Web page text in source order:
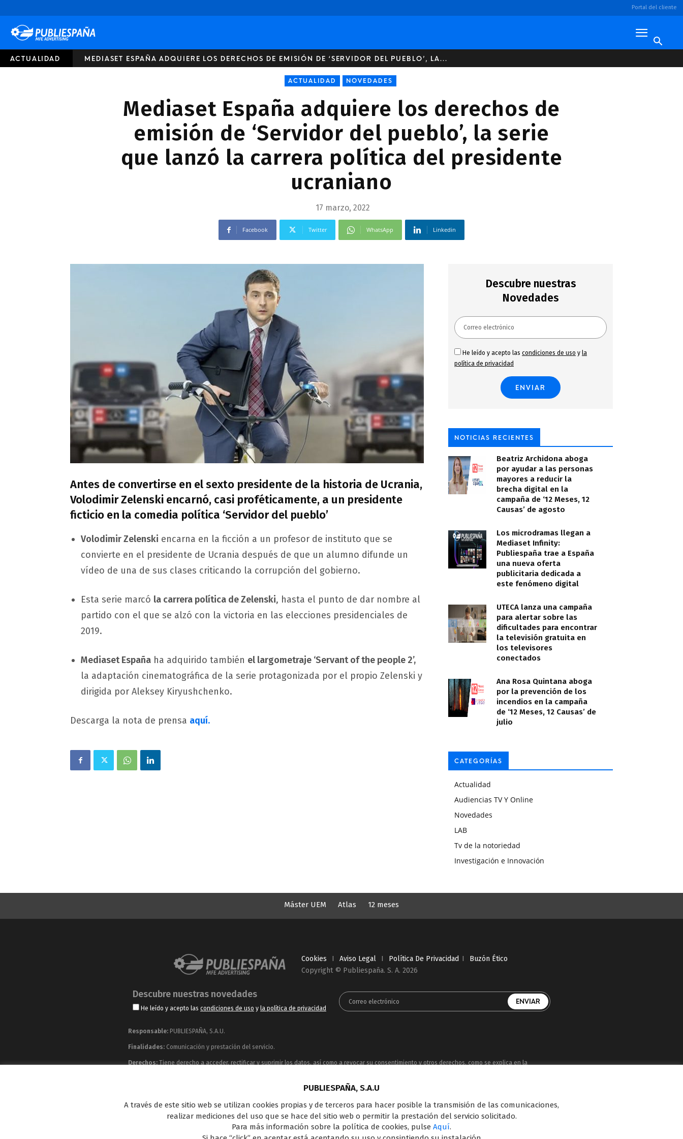
Portal del cliente
ACTUALIDAD MEDIASET ESPAÑA ADQUIERE LOS DERECHOS DE EMISIÓN DE ‘SERVIDOR DEL PUEBLO’, LA...
ACTUALIDAD NOVEDADES
Mediaset España adquiere los derechos de
emisión de ‘Servidor del pueblo’, la serie
que lanzó la carrera política del presidente
ucraniano
17 marzo, 2022
Facebook Twitter WhatsApp Linkedin
Antes de convertirse en el sexto presidente de la historia de Ucrania,
Volodimir Zelenski encarnó, casi proféticamente, a un presidente
ficticio en la comedia política ‘Servidor del pueblo’
Volodimir Zelenski encarna en la ficción a un profesor de instituto que se
convierte en el presidente de Ucrania después de que un alumno difunde un
vídeo de una de sus clases criticando la corrupción del gobierno.
Esta serie marcó la carrera política de Zelenski, hasta el punto de dar nombre al
partido con el que se alzó con la victoria en las elecciones presidenciales de
2019.
Mediaset España ha adquirido también el largometraje ‘Servant of the people 2’,
la adaptación cinematográfica de la serie protagonizada por el propio Zelenski y
dirigida por Aleksey Kiryushchenko.
Descarga la nota de prensa aquí.
Descubre nuestras
Novedades
He leído y acepto las condiciones de uso y la
política de privacidad
NOTICIAS RECIENTES
Beatriz Archidona aboga
por ayudar a las personas
mayores a reducir la
brecha digital en la
campaña de ‘12 Meses, 12
Causas’ de agosto
Los microdramas llegan a
Mediaset Infinity:
Publiespaña trae a España
una nueva oferta
publicitaria dedicada a
este fenómeno digital
UTECA lanza una campaña
para alertar sobre las
dificultades para encontrar
la televisión gratuita en
los televisores
conectados
Ana Rosa Quintana aboga
por la prevención de los
incendios en la campaña
de ‘12 Meses, 12 Causas’ de
julio
CATEGORÍAS
Actualidad
Audiencias TV Y Online
Novedades
LAB
Tv de la notoriedad
Investigación e Innovación
Máster UEM Atlas 12 meses
Cookies I Aviso Legal I Política De Privacidad I
Buzón Ético
Copyright © Publiespaña. S. A. 2026
Descubre nuestras novedades
He leído y acepto las condiciones de uso y la política de privacidad
Responsable: PUBLIESPAÑA, S.A.U.
Finalidades: Comunicación y prestación del servicio.
Derechos: Tiene derecho a acceder, rectificar y suprimir los datos, así como a revocar su consentimiento y otros derechos, como se explica en la
Publiespaña es empresa de Mediaset España concesionaria del espacio publicitario de sus siete canales en abierto: Telecinco, Cuatro, Factoría de Ficción, Boing, Divinity ,
Energy y Be Mad, así como de una amplia oferta en el panorama de medios y con una gran experiencia en la comercialización de diferentes soportes en Internet y TV
Outdoor Digital.
PUBLIESPAÑA, S.A.U
A través de este sitio web se utilizan cookies propias y de terceros para hacer posible la transmisión de las comunicaciones,
realizar mediciones del uso que se hace del sitio web o permitir la prestación del servicio solicitado.
Para más información sobre la política de cookies, pulse Aquí.